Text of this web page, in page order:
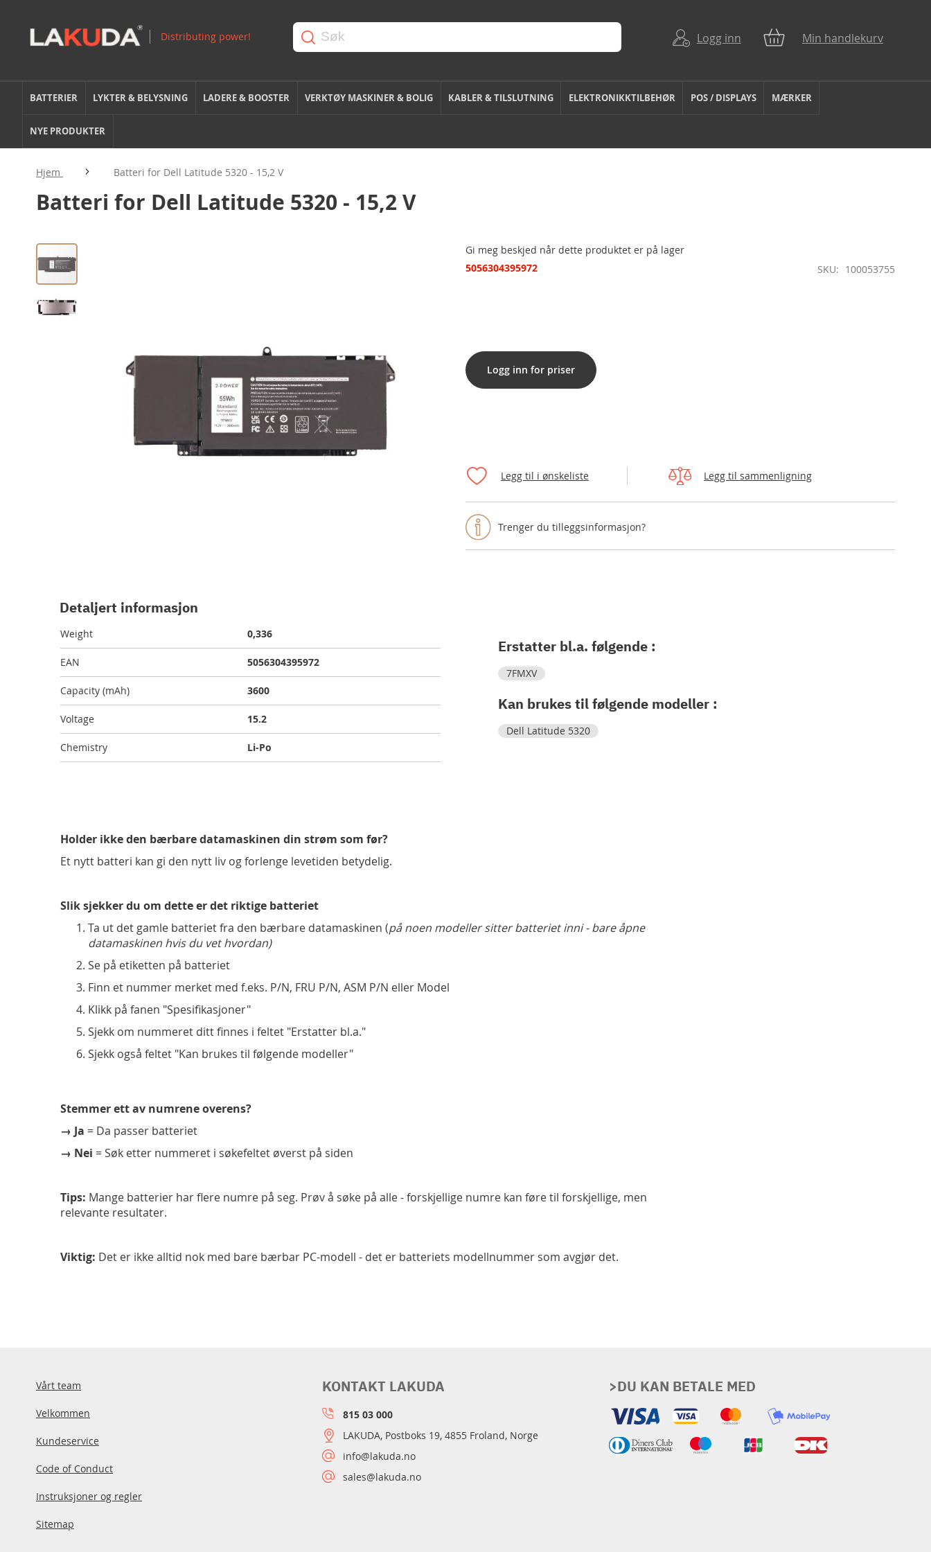
Logg inn Min handlekurv
BATTERIER LYKTER & BELYSNING LADERE & BOOSTER VERKTØY MASKINER & BOLIG KABLER & TILSLUTNING ELEKTRONIKKTILBEHØR POS / DISPLAYS MÆRKER
NYE PRODUKTER
Hjem Batteri for Dell Latitude 5320 - 15,2 V
Batteri for Dell Latitude 5320 - 15,2 V
Gi meg beskjed når dette produktet er på lager
Legg til i ønskeliste Legg til sammenligning
Trenger du tilleggsinformasjon?
5056304395972 SKU 100053755
Logg inn for priser
Gå
til
slutten
av
bildegalleri
Detaljert informasjon
Weight 0,336
EAN 5056304395972
Capacity (mAh) 3600
Voltage 15.2
Chemistry Li-Po
Erstatter bl.a. følgende :
7FMXV
Kan brukes til følgende modeller :
Dell Latitude 5320
Holder ikke den bærbare datamaskinen din strøm som før?
Et nytt batteri kan gi den nytt liv og forlenge levetiden betydelig.
Slik sjekker du om dette er det riktige batteriet
Ta ut det gamle batteriet fra den bærbare datamaskinen (på noen modeller sitter batteriet inni - bare åpne
datamaskinen hvis du vet hvordan)
Se på etiketten på batteriet
Finn et nummer merket med f.eks. P/N, FRU P/N, ASM P/N eller Model
Klikk på fanen "Spesifikasjoner"
Sjekk om nummeret ditt finnes i feltet "Erstatter bl.a."
Sjekk også feltet "Kan brukes til følgende modeller"
Stemmer ett av numrene overens?
→ Ja = Da passer batteriet
→ Nei = Søk etter nummeret i søkefeltet øverst på siden
Tips: Mange batterier har flere numre på seg. Prøv å søke på alle - forskjellige numre kan føre til forskjellige, men
relevante resultater.
Viktig: Det er ikke alltid nok med bare bærbar PC-modell - det er batteriets modellnummer som avgjør det.
Vårt team
Velkommen
Kundeservice
Code of Conduct
Instruksjoner og regler
Sitemap
>DU KAN BETALE MED
KONTAKT LAKUDA
815 03 000
LAKUDA, Postboks 19, 4855 Froland, Norge
info@lakuda.no
sales@lakuda.no